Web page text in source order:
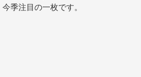
季注目の一枚です。